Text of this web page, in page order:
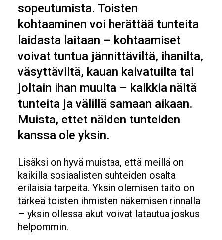
sopeutumista. Toisten
kohtaaminen voi herättää tunteita
laidasta laitaan – kohtaamiset
voivat tuntua jännittäviltä, ihanilta,
väsyttäviltä, kauan kaivatuilta tai
joltain ihan muulta – kaikkia näitä
tunteita ja välillä samaan aikaan.
Muista, ettet näiden tunteiden
kanssa ole yksin.
Lisäksi on hyvä muistaa, että meillä on
kaikilla sosiaalisten suhteiden osalta
erilaisia tarpeita. Yksin olemisen taito on
tärkeä toisten ihmisten näkemisen rinnalla
– yksin ollessa akut voivat latautua joskus
helpommin.